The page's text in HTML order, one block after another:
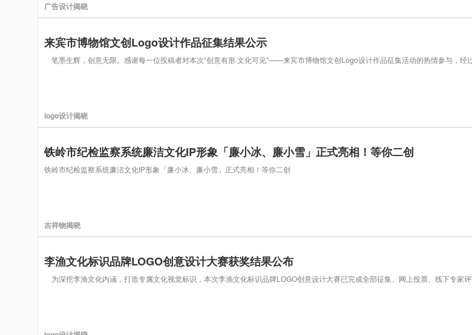
广告设计揭晓
来宾市博物馆文创Logo设计作品征集结果公示
笔墨生辉，创意无限。感谢每一位投稿者对本次“创意有形·文化可见”——来宾市博物馆文创Logo设计作品征集活动的热情参与
logo设计揭晓
铁岭市纪检监察系统廉洁文化IP形象「廉小冰、廉小雪」正式亮相！等你二创
铁岭市纪检监察系统廉洁文化IP形象「廉小冰、廉小雪」正式亮相！等你二创
吉祥物揭晓
李渔文化标识品牌LOGO创意设计大赛获奖结果公布
为深挖李渔文化内涵，打造专属文化视觉标识，本次李渔文化标识品牌LOGO创意设计大赛已完成全部征集、网上投票、线下专